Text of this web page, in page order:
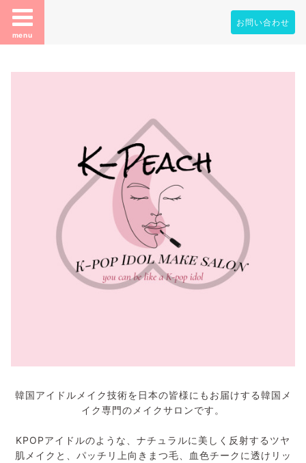
menu
お問い合わせ
韓国アイドルメイク技術を日本の皆様にもお届けする韓国メ
イク専門のメイクサロンです。
KPOPアイドルのような、ナチュラルに美しく反射するツヤ
肌メイクと、パッチリ上向きまつ毛、血色チークに透けリッ